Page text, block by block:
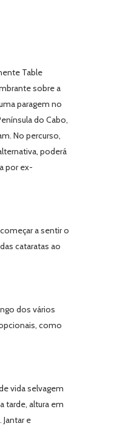
Table
sobre a
paragem no
do Cabo,
No percurso,
poderá
por ex-
a sentir o
cataratas ao
dos vários
como
vida selvagem
tarde, altura em
e